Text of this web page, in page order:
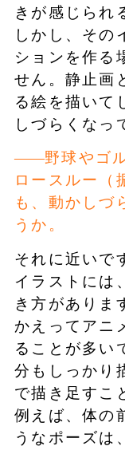
きが感じられ
しかし、その
ションを作る
せん。静止画
る絵を描いて
しづらくなっ
野球やゴ
ロースルー（
も、動かしづ
うか。
それに近いで
イラストには
き方がありま
かえってアニ
ることが多い
分もしっかり
で描き足すこ
例えば、体の
うなポーズは